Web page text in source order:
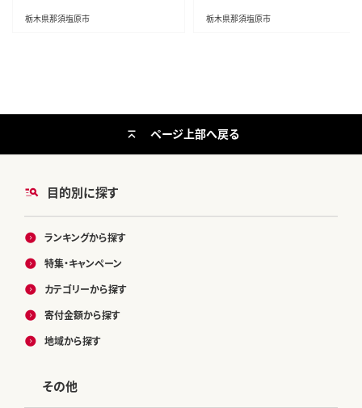
栃木県那須塩原市 栃木県那須塩原市
目的別に探す
ランキングから探す
特集・キャンペーン
カテゴリーから探す
寄付金額から探す
地域から探す
その他
ページ上部へ戻る